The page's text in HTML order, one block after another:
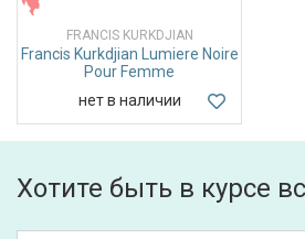
FRANCIS KURKDJIAN
Francis Kurkdjian Lumiere Noire
Pour Femme
нет в наличии
Хотите быть в курсе